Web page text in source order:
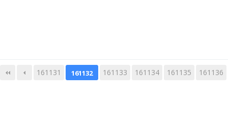
161131 161132 161133 161134 161135 161136
다음 맨끝